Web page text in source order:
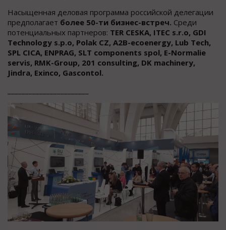
Насыщенная деловая программа российской делегации
предполагает более 50-ти бизнес-встреч. Среди
потенциальных партнеров: TER CESKA, ITEC s.r.o, GDI
Technology s.p.o, Polak CZ, A2B-ecoenergy, Lub Tech,
SPL CICA, ENPRAG, SLT components spol, E-Normalie
servis, RMK-Group, 201 consulting, DK machinery,
Jindra, Exinco, Gascontol.